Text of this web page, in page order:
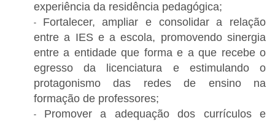
experiência da residência pedagógica;
Fortalecer, ampliar e consolidar a relação
entre a IES e a escola, promovendo sinergia
entre a entidade que forma e a que recebe o
egresso da licenciatura e estimulando o
protagonismo das redes de ensino na
formação de professores;
Promover a adequação dos currículos e